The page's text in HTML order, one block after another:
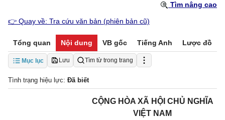
Tìm nâng cao
👉 Quay về: Tra cứu văn bản (phiên bản cũ)
Tổng quan Nội dung VB gốc Tiếng Anh Lược đồ
Mục lục Lưu Tìm từ trong trang
Tình trạng hiệu lực: Đã biết
CỘNG HÒA XÃ HỘI CHỦ NGHĨA
VIỆT NAM